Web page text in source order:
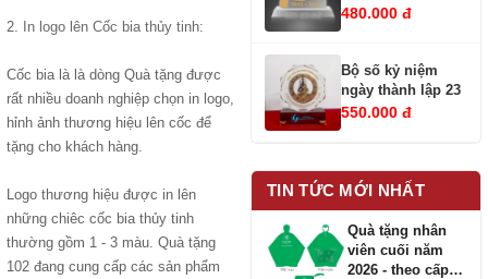
2. In logo lên Cốc bia thủy tinh:
Cốc bia là là dòng Quà tặng được
rất nhiều doanh nghiệp chọn in logo,
hỉnh ảnh thương hiệu lên cốc để
tặng cho khách hàng.
Logo thương hiệu được in lên
những chiêc cốc bia thủy tinh
thường gồm 1 - 3 màu. Quà tặng
102 đang cung cấp các sản phẩm
480.000 đ
Bộ số kỷ niệm
ngày thành lập 23
550.000 đ
TIN TỨC MỚI NHẤT
Quà tặng nhân
viên cuối năm
2026 - theo cấp